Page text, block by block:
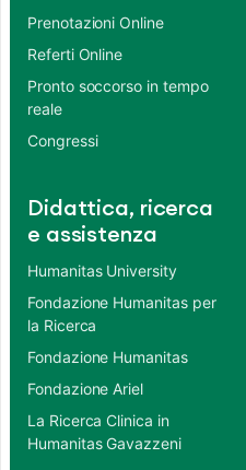
Prenotazioni Online
Referti Online
Pronto soccorso in tempo
reale
Congressi
Didattica, ricerca
e assistenza
Humanitas University
Fondazione Humanitas per
la Ricerca
Fondazione Humanitas
Fondazione Ariel
La Ricerca Clinica in
Humanitas Gavazzeni